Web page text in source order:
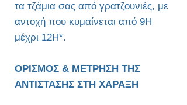
τα τζάμια σας από γρατζουνιές, με
αντοχή που κυμαίνεται από 9H
μέχρι 12H*.
ΟΡΙΣΜΟΣ & ΜΕΤΡΗΣΗ ΤΗΣ
ΑΝΤΙΣΤΑΣΗΣ ΣΤΗ ΧΑΡΑΞΗ